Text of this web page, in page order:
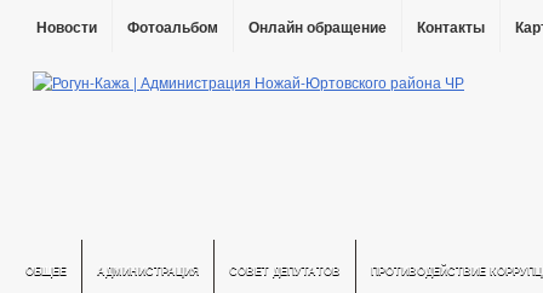
Новости Фотоальбом Онлайн обращение Контакты
ОБЩЕЕ АДМИНИСТРАЦИЯ СОВЕТ ДЕПУТАТОВ ПРОТИВОДЕЙСТВИЕ